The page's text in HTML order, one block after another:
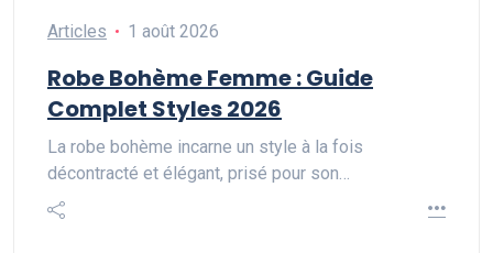
Articles 1 août 2026
Robe Bohème Femme : Guide
Complet Styles 2026
La robe bohème incarne un style à la fois
décontracté et élégant, prisé pour son…